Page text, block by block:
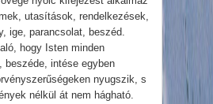
utasítások, rendelkezések,
ige, parancsolat, beszéd.
hogy Isten minden
beszéde, intése egyben
nyugszik, s
nélkül át nem hágható.